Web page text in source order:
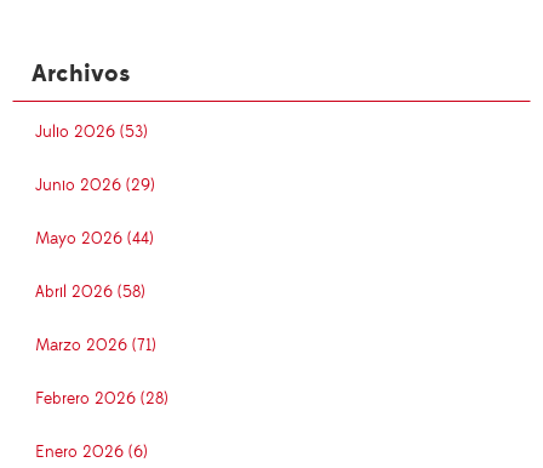
Archivos
Julio 2026 (53)
Junio 2026 (29)
Mayo 2026 (44)
Abril 2026 (58)
Marzo 2026 (71)
Febrero 2026 (28)
Enero 2026 (6)